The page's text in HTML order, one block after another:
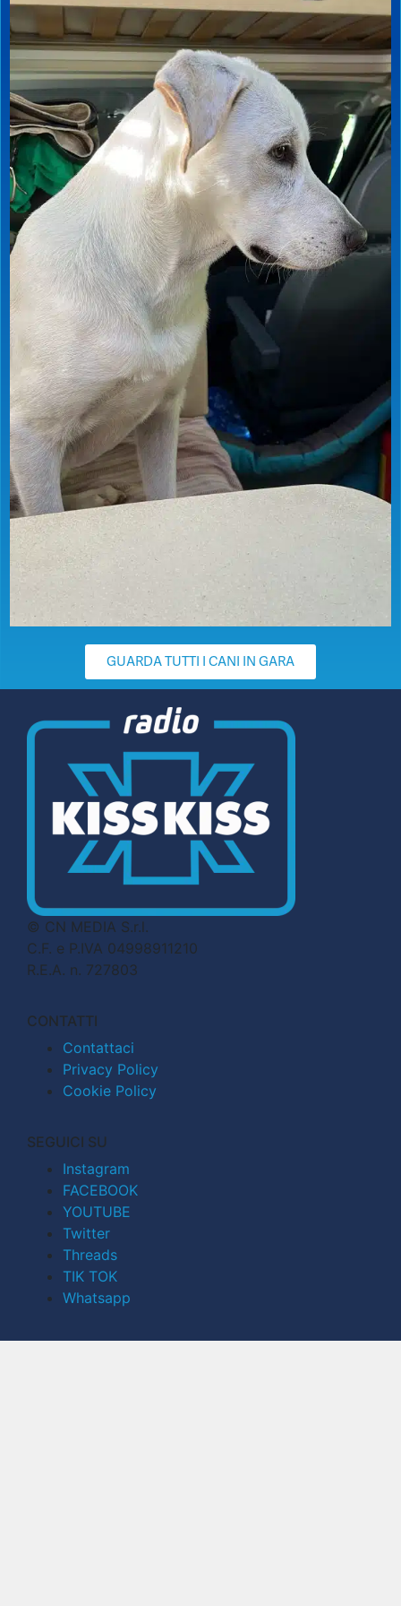
GUARDA TUTTI I CANI IN GARA
© CN MEDIA S.r.l.
C.F. e P.IVA 04998911210
R.E.A. n. 727803
CONTATTI
Contattaci
Privacy Policy
Cookie Policy
SEGUICI SU
Instagram
FACEBOOK
YOUTUBE
Twitter
Threads
TIK TOK
Whatsapp